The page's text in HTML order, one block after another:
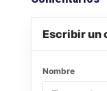
Escribir un
Nombre